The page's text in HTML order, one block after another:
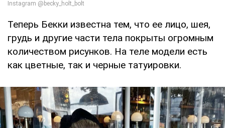
Теперь Бекки известна тем, что ее лицо, шея,
грудь и другие части тела покрыты огромным
количеством рисунков. На теле модели есть
как цветные, так и черные татуировки.